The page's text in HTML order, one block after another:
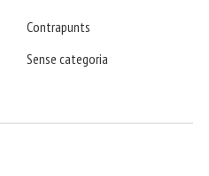
Contrapunts
Sense categoria